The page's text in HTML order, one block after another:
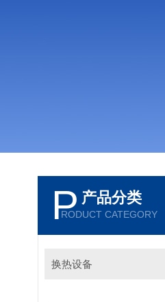
P 产品分类
RODUCT CATEGORY
换热设备